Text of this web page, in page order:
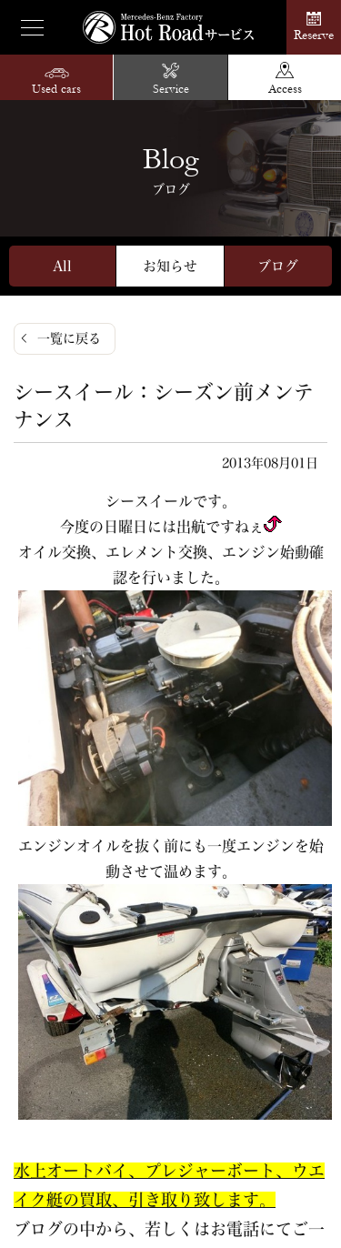
Reserve
Used cars Service Access
Blog
ブログ
All お知らせ ブログ
一覧に戻る
シースイール：シーズン前メンテ
ナンス
2013年08月01日
シースイールです。
今度の日曜日には出航ですねぇ
オイル交換、エレメント交換、エンジン始動確
認を行いました。
エンジンオイルを抜く前にも一度エンジンを始
動させて温めます。
水上オートバイ、プレジャーボート、ウエ
イク艇の買取、引き取り致します。
ブログの中から、若しくはお電話にてご一